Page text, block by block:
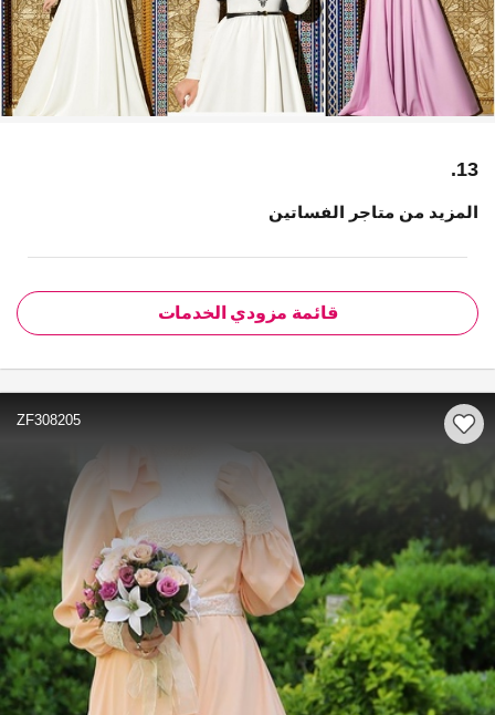
13.
المزيد من متاجر الفساتين
قائمة مزودي الخدمات
ZF308205